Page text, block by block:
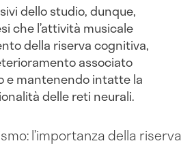
dello studio, dunque,
che l’attività musicale
della riserva cognitiva,
associato
e mantenendo intatte la
delle reti neurali.
l’importanza della riserva